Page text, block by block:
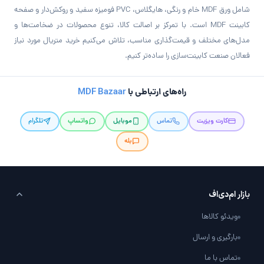
شامل ورق MDF خام و رنگی، هایگلاس، PVC فومیزه سفید و روکش‌دار و صفحه
کابینت MDF است. با تمرکز بر اصالت کالا، تنوع محصولات در ضخامت‌ها و
مدل‌های مختلف و قیمت‌گذاری مناسب، تلاش می‌کنیم خرید متریال مورد نیاز
فعالان صنعت کابینت‌سازی را ساده‌تر کنیم.
راه‌های ارتباطی باMDF Bazaar
کارت ویزیت تماس موبایل واتساپ
تلگرام
بله
بازار ام‌دی‌اف
ویدئو کالاها
بارگیری و ارسال
تماس با ما